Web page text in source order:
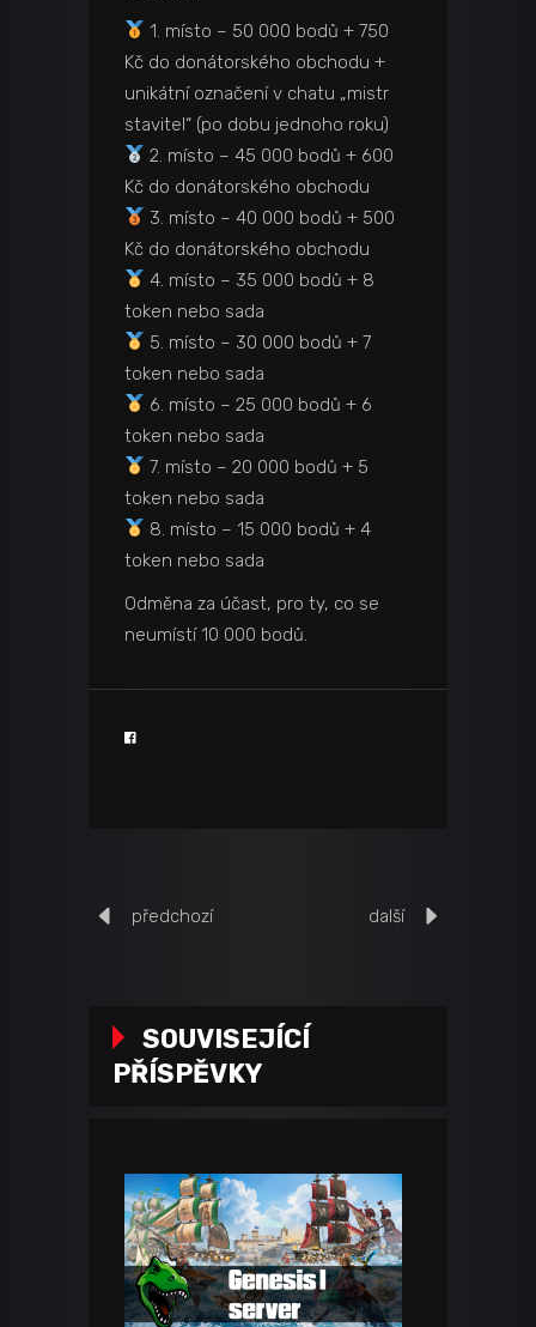
1. místo – 50 000 bodů + 750
Kč do donátorského obchodu +
unikátní označení v chatu „mistr
stavitel“ (po dobu jednoho roku)
2. místo – 45 000 bodů + 600
Kč do donátorského obchodu
3. místo – 40 000 bodů + 500
Kč do donátorského obchodu
4. místo – 35 000 bodů + 8
token nebo sada
5. místo – 30 000 bodů + 7
token nebo sada
6. místo – 25 000 bodů + 6
token nebo sada
7. místo – 20 000 bodů + 5
token nebo sada
8. místo – 15 000 bodů + 4
token nebo sada
Odměna za účast, pro ty, co se
neumístí 10 000 bodů.
předchozí další
SOUVISEJÍCÍ
PŘÍSPĚVKY